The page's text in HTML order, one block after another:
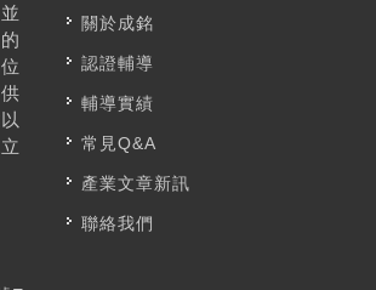
關於成銘
認證輔導
輔導實績
常見Q&A
產業文章新訊
聯絡我們